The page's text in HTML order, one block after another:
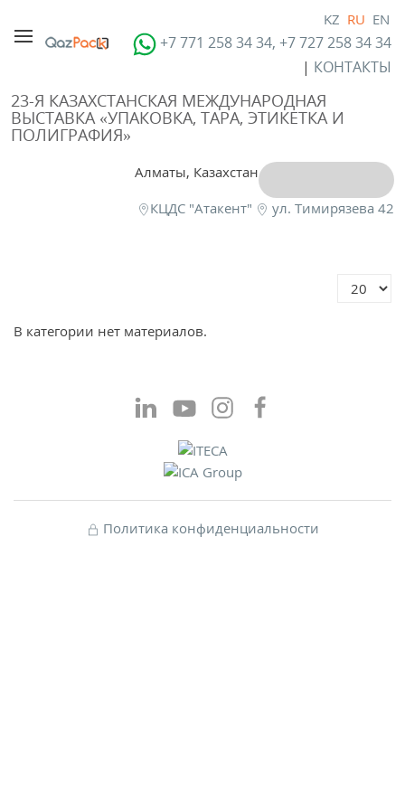
KZ RU EN
+7 771 258 34 34, +7 727 258 34 34
| КОНТАКТЫ
23-Я КАЗАХСТАНСКАЯ МЕЖДУНАРОДНАЯ
ВЫСТАВКА «УПАКОВКА, ТАРА, ЭТИКЕТКА И
ПОЛИГРАФИЯ»
Алматы, Казахстан
КЦДС "Атакент"
ул. Тимирязева 42
Кол-во
В категории нет материалов.
Политика конфиденциальности